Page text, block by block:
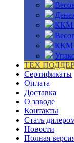
ККМ
ККМ
ТЕХ
Сертификаты
Оплата
Доставка
О заводе
Контакты
Стать
Новости
Полная